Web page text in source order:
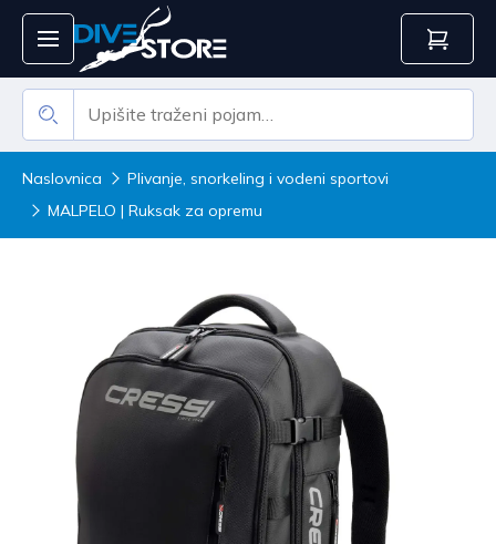
Naslovnica
Plivanje, snorkeling i vodeni sportovi
MALPELO | Ruksak za opremu